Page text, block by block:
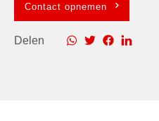
Contact opnemen
Delen